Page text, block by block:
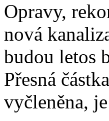
Opravy,
nová
budou letos
Přesná
vyčleněna,